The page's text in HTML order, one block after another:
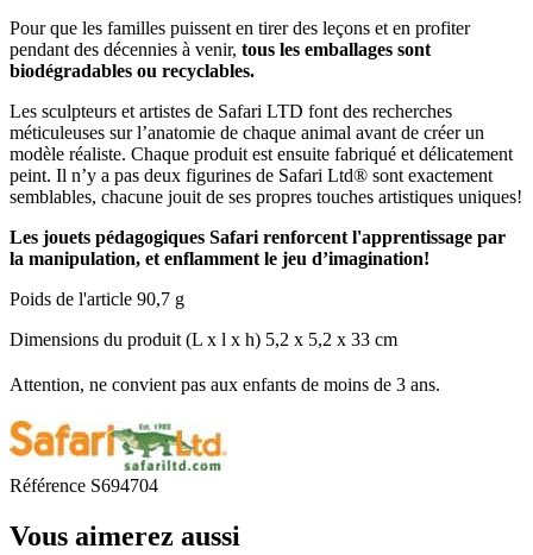
Pour que les familles puissent en tirer des leçons et en profiter
pendant des décennies à venir, tous les emballages sont
biodégradables ou recyclables.
Les sculpteurs et artistes de Safari LTD font des recherches
méticuleuses sur l’anatomie de chaque animal avant de créer un
modèle réaliste. Chaque produit est ensuite fabriqué et délicatement
peint. Il n’y a pas deux figurines de Safari Ltd® sont exactement
semblables, chacune jouit de ses propres touches artistiques uniques!
Les jouets pédagogiques Safari renforcent l'apprentissage par
la manipulation, et enflamment le jeu d’imagination!
Poids de l'article 90,7 g
Dimensions du produit (L x l x h) 5,2 x 5,2 x 33 cm
Attention, ne convient pas aux enfants de moins de 3 ans.
Référence S694704
Vous aimerez aussi